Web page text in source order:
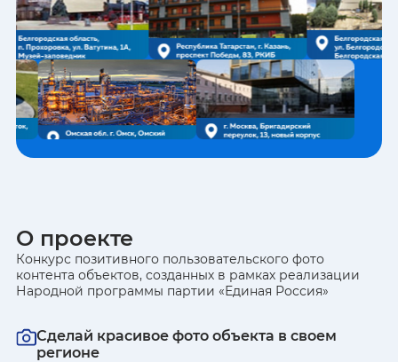
О проекте
Конкурс позитивного пользовательского фото
контента объектов, созданных в рамках реализации
Народной программы партии «Единая Россия»
Сделай красивое фото объекта в своем
регионе